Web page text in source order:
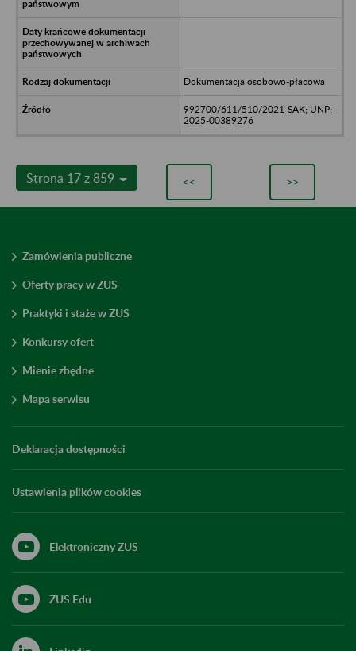
Dokumentacja osobowo-płacowa
992700/611/510/2021-SAK; UNP:
2025-00389276
Strona 17 z 859 << >>
Zamówienia publiczne
Oferty pracy w ZUS
Praktyki i staże w ZUS
Konkursy ofert
Mienie zbędne
Mapa serwisu
Deklaracja dostępności
Ustawienia plików cookies
Elektroniczny ZUS
ZUS Edu